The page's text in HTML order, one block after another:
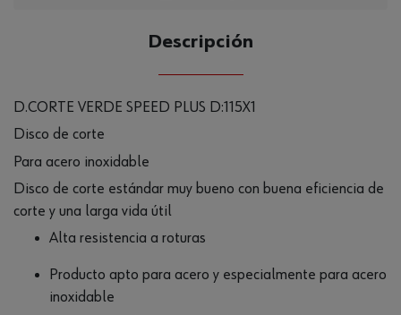
Descripción
D.CORTE VERDE SPEED PLUS D:115X1
Disco de corte
Para acero inoxidable
Disco de corte estándar muy bueno con buena eficiencia de
corte y una larga vida útil
Alta resistencia a roturas
Producto apto para acero y especialmente para acero
inoxidable